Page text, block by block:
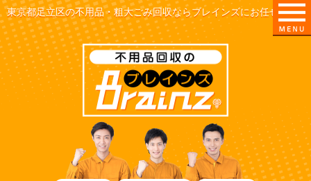
東京都足立区の不用品・粗大ごみ回収ならブレインズにお任せ！
即日出張！